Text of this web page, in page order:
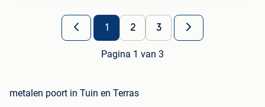
1 2 3
Pagina 1 van 3
metalen poort in Tuin en Terras